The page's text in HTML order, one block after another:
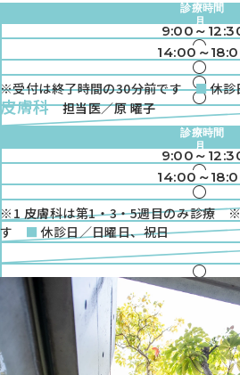
診療時間
月
火
水
木
金
土
9:00～
●
●
●
●
●
14:00～
●
●
●
●
※受付は終了時間の30分前です 休診
皮膚科 担当医／原 曜子
診療時間
月
火
水
木
金
土
9:00～
●
●
●
●
※1
◎
14:00～
●
●
※1 皮膚科は第1・3・5週目のみ診療 ※
す
休診日／日曜日、祝日